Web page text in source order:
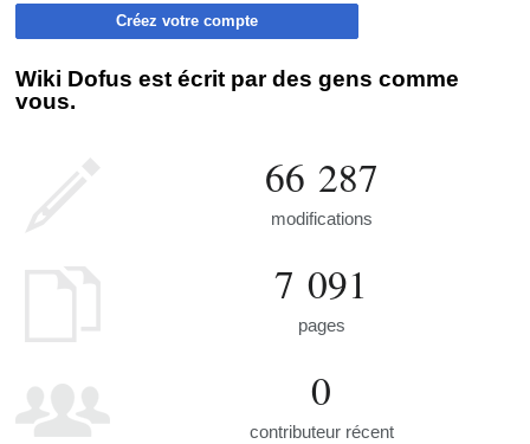
Créez votre compte
Wiki Dofus est écrit par des gens comme
vous.
66 287
modifications
7 091
pages
0
contributeur récent